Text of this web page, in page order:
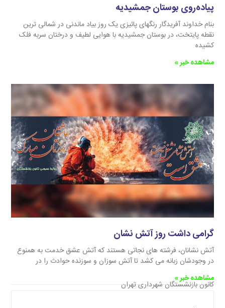
پیاده‌روی بوستان جمشیدیه
بنام خداوند آفریدگار رنگهای پائیزی یک روز بیاد ماندنی در شمالی ترین
نقطه پایتخت، در بوستان جمشیدیه با هوایی لطیف و درختان سربه فلک
کشیده
مشاهده خبر »
گرامی داشت روز آتش نشان
آتش نشانان، فرشته های نجاتی هستند که آتش عشق خدمت به همنوع
در وجودشان زبانه می کشد تا آتش سوزان و سوزنده حوادث را در
مشاهده خبر »
کانون بازنشستگان شهرداری تهران